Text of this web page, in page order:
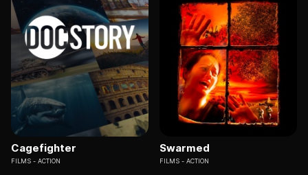
Cagefighter
FILMS ACTION
Swarmed
FILMS ACTION